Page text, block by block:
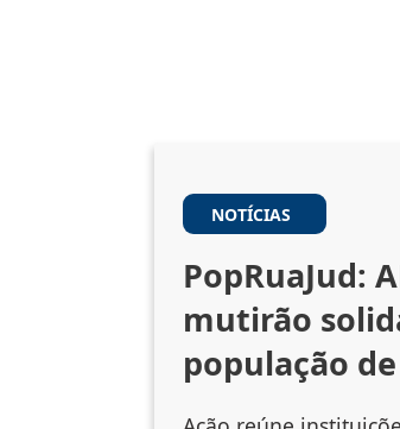
NOTÍCIAS
PopRuaJud:
mutirão
população